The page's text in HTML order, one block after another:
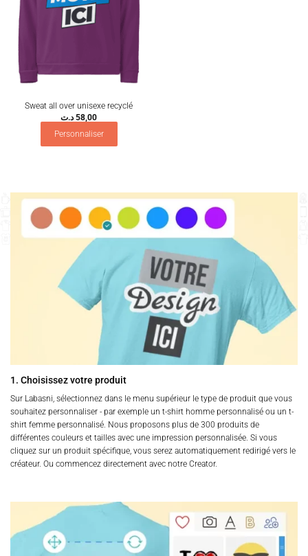
Sweat all over unisexe recyclé
58,00 د.ت
Personnaliser
1. Choisissez votre produit
Sur Labasni, sélectionnez dans le menu supérieur le type de produit que vous
souhaitez personnaliser - par exemple un t-shirt homme personnalisé ou un t-
shirt femme personnalisé. Nous proposons plus de 300 produits de
différentes couleurs et tailles avec une impression personnalisée. Si vous
cliquez sur un produit spécifique, vous serez automatiquement redirigé vers le
créateur. Ou commencez directement avec notre Creator.